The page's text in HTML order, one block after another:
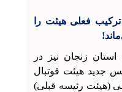
فعلی هیئت را
زنجان نیز در
جدید هیئت فوتبال
(هیئت رئیسه قبلی)